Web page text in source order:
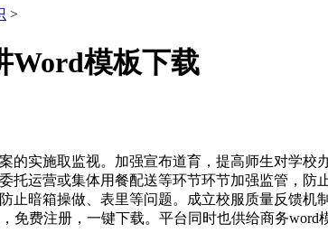
>
Word模板下载
实施取监视。加强宣布道育，提高师生对学校
托运营或集体用餐配送等环节环节加强监管，
止暗箱操做、表里等问题。成立校服质量反馈
免费注册，一键下载。平台同时也供给商务word